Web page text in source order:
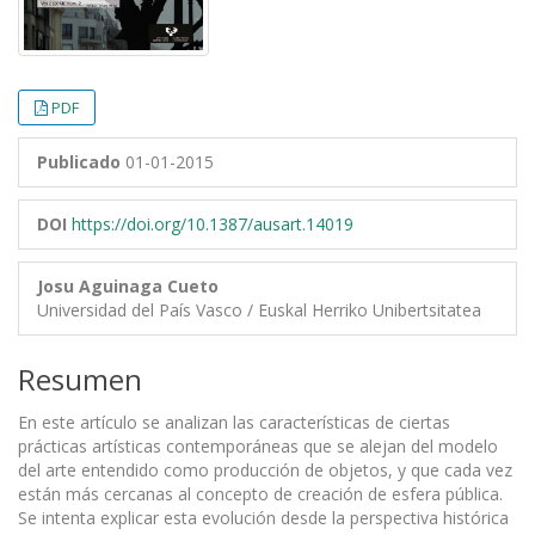
PDF
Publicado 01-01-2015
DOI https://doi.org/10.1387/ausart.14019
Josu Aguinaga Cueto
Universidad del País Vasco / Euskal Herriko Unibertsitatea
Resumen
En este artículo se analizan las características de ciertas
prácticas artísticas contemporáneas que se alejan del modelo
del arte entendido como producción de objetos, y que cada vez
están más cercanas al concepto de creación de esfera pública.
Se intenta explicar esta evolución desde la perspectiva histórica